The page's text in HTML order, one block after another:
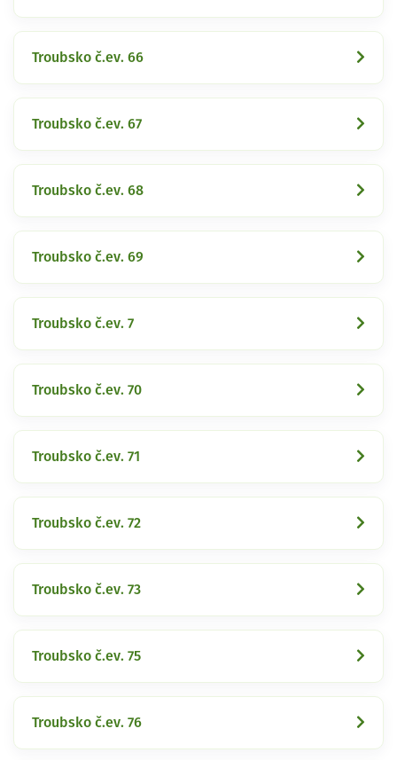
Troubsko č.ev. 66
Troubsko č.ev. 67
Troubsko č.ev. 68
Troubsko č.ev. 69
Troubsko č.ev. 7
Troubsko č.ev. 70
Troubsko č.ev. 71
Troubsko č.ev. 72
Troubsko č.ev. 73
Troubsko č.ev. 75
Troubsko č.ev. 76